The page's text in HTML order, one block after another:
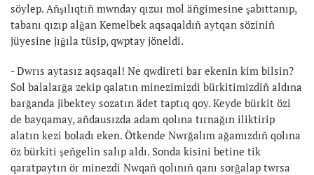
söylep. Añşılıqtıñ mwnday qızuı mol äñgimesine şabıttanıp,
tabanı qızıp alğan Kemelbek aqsaqaldıñ aytqan söziniñ
jüyesine jığıla tüsip, qwptay jöneldi.
- Dwrıs aytasız aqsaqal! Ne qwdireti bar ekenin kim bilsin?
Sol balalarğa zekip qalatın minezimizdi bürkitimizdiñ aldına
barğanda jibektey sozatın ädet taptıq qoy. Keyde bürkit özi
de bayqamay, añdausızda adam qolına tırnağın iliktirip
alatın kezi boladı eken. Ötkende Nwrğalım ağamızdıñ qolına
öz bürkiti şeñgelin salıp aldı. Sonda kisini betine tik
qaratpaytın ör minezdi Nwqañ qolınıñ qanı sorğalap twrsa